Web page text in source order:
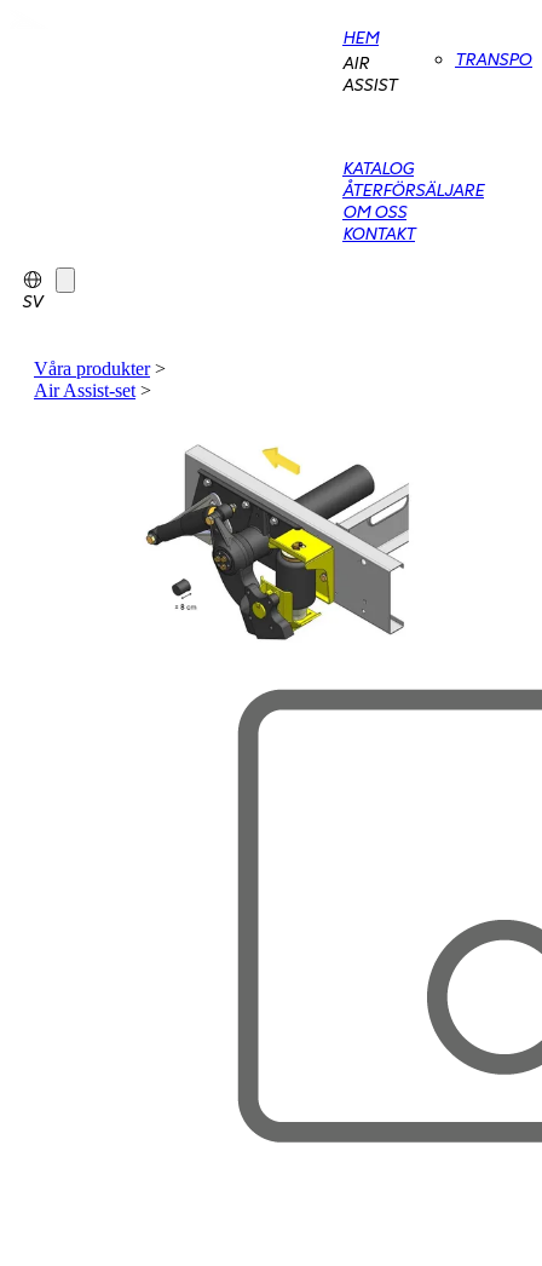
HEM
AIR
ASSIST
KATALOG
ÅTERFÖRSÄLJARE
OM OSS
KONTAKT
SV
Våra produkter>
Air Assist-set >